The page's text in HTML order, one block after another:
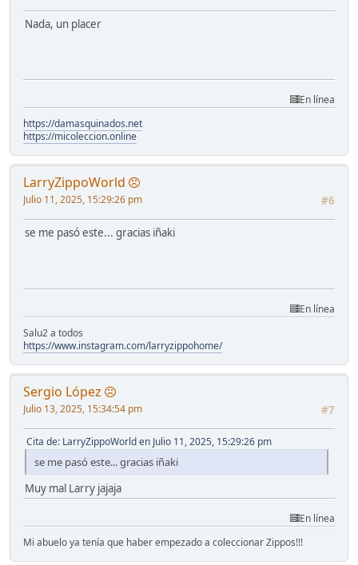
Nada, un placer
En línea
https://damasquinados.net
https://micoleccion.online
LarryZippoWorld
#6
Julio 11, 2025, 15:29:26 pm
se me pasó este... gracias iñaki
En línea
Salu2 a todos
https://www.instagram.com/larryzippohome/
Sergio López
#7
Julio 13, 2025, 15:34:54 pm
Cita de: LarryZippoWorld en Julio 11, 2025, 15:29:26 pm
se me pasó este... gracias iñaki
Muy mal Larry jajaja
En línea
Mi abuelo ya tenía que haber empezado a coleccionar Zippos!!!